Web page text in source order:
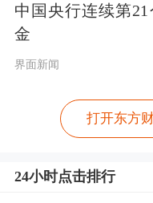
中国央行连续第
金
界面新闻
打开东方
24小时点击排行